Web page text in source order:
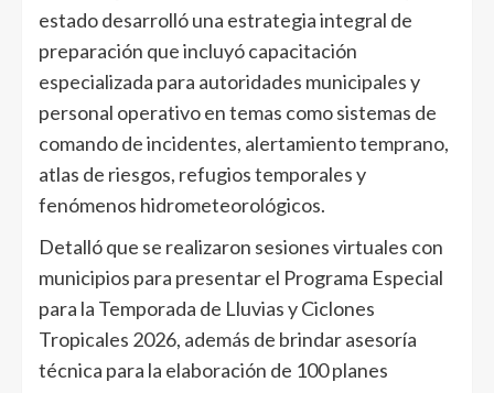
estado desarrolló una estrategia integral de
preparación que incluyó capacitación
especializada para autoridades municipales y
personal operativo en temas como sistemas de
comando de incidentes, alertamiento temprano,
atlas de riesgos, refugios temporales y
fenómenos hidrometeorológicos.
Detalló que se realizaron sesiones virtuales con
municipios para presentar el Programa Especial
para la Temporada de Lluvias y Ciclones
Tropicales 2026, además de brindar asesoría
técnica para la elaboración de 100 planes